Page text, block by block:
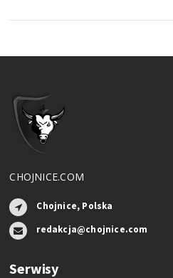
CHOJNICE.COM
Chojnice, Polska
redakcja@chojnice.com
Serwisy